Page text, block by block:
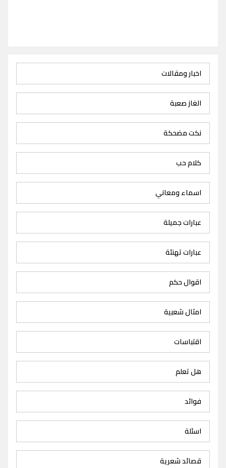
اخبار ومقالات
الغاز صعبة
نكت مضحكة
كلام حب
اسماء ومعاني
عبارات جميلة
عبارات تهنئة
اقوال حكم
امثال شعبية
اقتباسات
هل تعلم
فوائد
اسئلة
قصائد شعرية